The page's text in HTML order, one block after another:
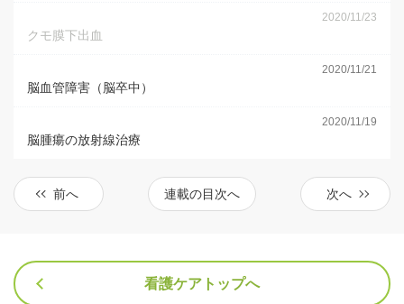
2020/11/23
クモ膜下出血
2020/11/21
脳血管障害（脳卒中）
2020/11/19
脳腫瘍の放射線治療
前へ 連載の目次へ 次へ
看護ケアトップへ